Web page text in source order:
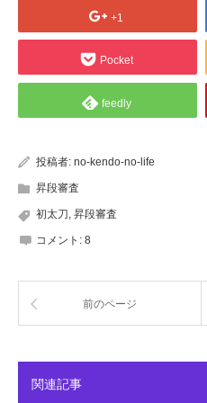
+1
Pocket
feedly
投稿者: no-kendo-no-life
昇段審査
初太刀, 昇段審査
コメント: 8
前のページ
関連記事